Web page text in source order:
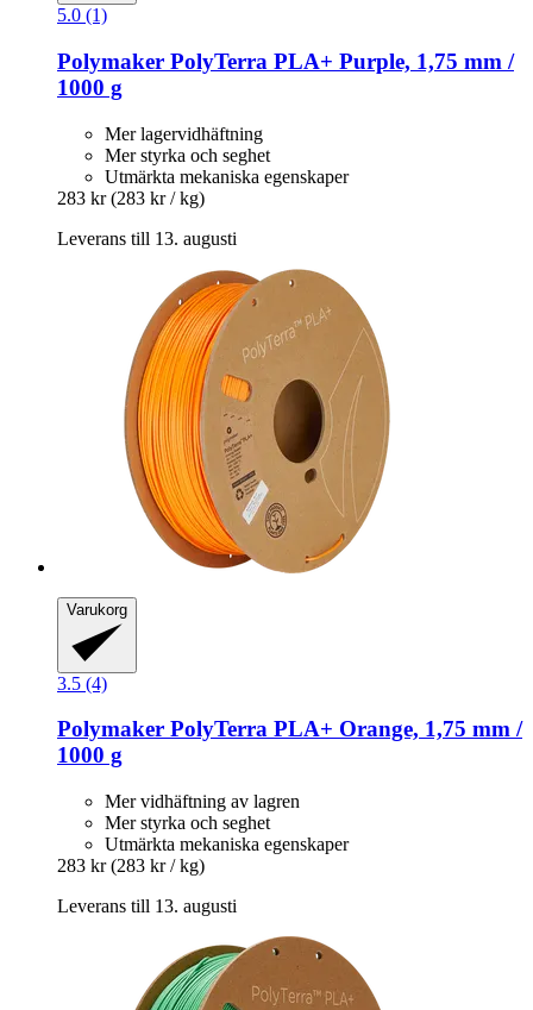
5.0 (1)
Polymaker PolyTerra PLA+ Purple, 1,75 mm /
1000 g
Mer lagervidhäftning
Mer styrka och seghet
Utmärkta mekaniska egenskaper
283 kr (283 kr / kg)
Leverans till 13. augusti
Varukorg
3.5 (4)
Polymaker PolyTerra PLA+ Orange, 1,75 mm /
1000 g
Mer vidhäftning av lagren
Mer styrka och seghet
Utmärkta mekaniska egenskaper
283 kr (283 kr / kg)
Leverans till 13. augusti